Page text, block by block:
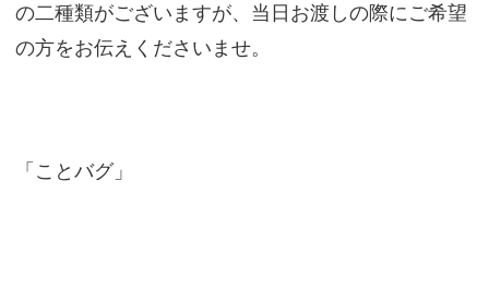
の二種類がございますが、当日お渡しの際にご希望
の方をお伝えくださいませ。
「ことバグ」